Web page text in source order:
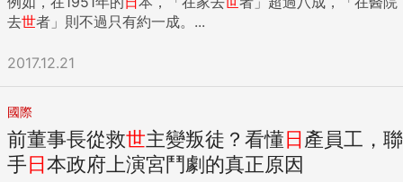
去世者」則不過只有約一成。...
2017.12.21
國際
前董事長從救世主變叛徒？看懂日產員工，聯
手日本政府上演宮鬥劇的真正原因